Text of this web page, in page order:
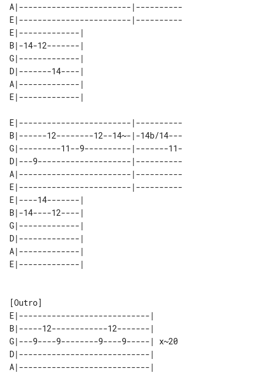
A|------------------------|----------
E|------------------------|----------
E|-------------|
B|-14-12-------|
G|-------------|
D|-------14----|
A|-------------|
E|------------------------|----------
B|------12--------12--14~-|-14b/14---
G|---------11--9----------|-------11-
D|---9--------------------|----------
A|------------------------|----------
E|------------------------|----------
E|----14-------|
B|-14----12----|
G|-------------|
D|-------------|
A|-------------|
E|----------------------------|
B|-----12------------12-------|
G|---9----9--------9----9-----| x~20
D|----------------------------|
A|----------------------------|